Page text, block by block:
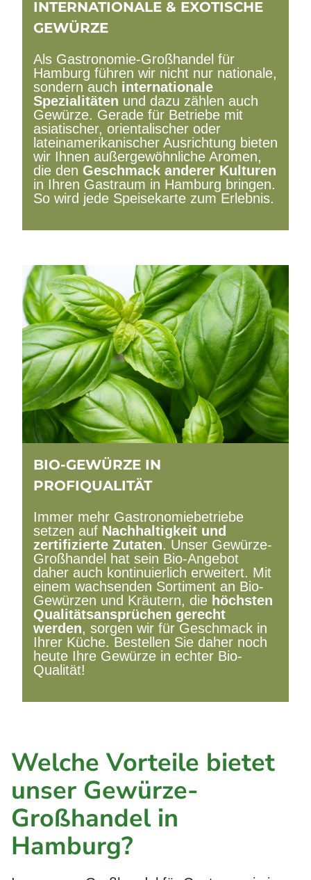
INTERNATIONALE & EXOTISCHE
GEWÜRZE
Als Gastronomie-Großhandel für
Hamburg führen wir nicht nur nationale,
sondern auch internationale
Spezialitäten und dazu zählen auch
Gewürze. Gerade für Betriebe mit
asiatischer, orientalischer oder
lateinamerikanischer Ausrichtung bieten
wir Ihnen außergewöhnliche Aromen,
die den Geschmack anderer Kulturen
in Ihren Gastraum in Hamburg bringen.
So wird jede Speisekarte zum Erlebnis.
BIO-GEWÜRZE IN
PROFIQUALITÄT
Immer mehr Gastronomiebetriebe
setzen auf Nachhaltigkeit und
zertifizierte Zutaten. Unser Gewürze-
Großhandel hat sein Bio-Angebot
daher auch kontinuierlich erweitert. Mit
einem wachsenden Sortiment an Bio-
Gewürzen und Kräutern, die höchsten
Qualitätsansprüchen gerecht
werden, sorgen wir für Geschmack in
Ihrer Küche. Bestellen Sie daher noch
heute Ihre Gewürze in echter Bio-
Qualität!
Welche Vorteile bietet
unser Gewürze-
Großhandel in
Hamburg?